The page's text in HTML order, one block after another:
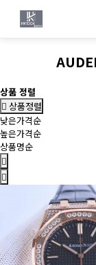
상품 정렬
상품정렬
낮은가격순
높은가격순
상품명순